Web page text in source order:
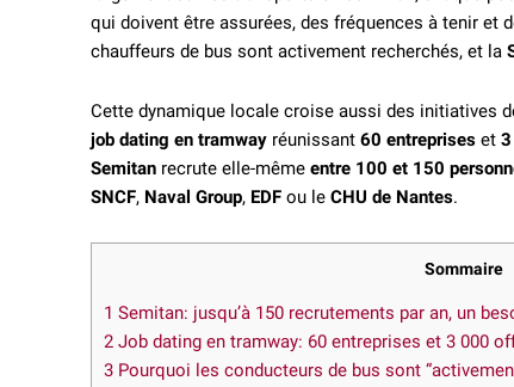
qui doivent être assurées, des fréquences à tenir et
chauffeurs de bus sont activement recherchés, et la
Cette dynamique locale croise aussi des initiatives
job dating en tramway réunissant 60 entreprises et 3
Semitan recrute elle-même entre 100 et 150
SNCF, Naval Group, EDF ou le CHU de Nantes.
Sommaire
1 Semitan: jusqu’à 150 recrutements par an, un
2 Job dating en tramway: 60 entreprises et 3 000
3 Pourquoi les conducteurs de bus sont